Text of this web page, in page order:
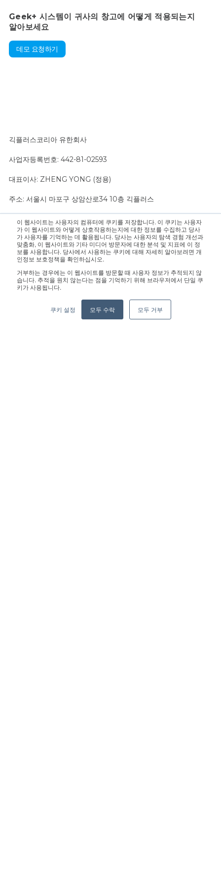
이 웹사이트는 사용자의 컴퓨터에 쿠키를 저장합니다. 이 쿠키는 사용자
가 이 웹사이트와 어떻게 상호작용하는지에 대한 정보를 수집하고 당사
가 사용자를 기억하는 데 활용됩니다. 당사는 사용자의 탐색 경험 개선과
맞춤화, 이 웹사이트와 기타 미디어 방문자에 대한 분석 및 지표에 이 정
보를 사용합니다. 당사에서 사용하는 쿠키에 대해 자세히 알아보려면 개
인정보 보호정책을 확인하십시오.
거부하는 경우에는 이 웹사이트를 방문할 때 사용자 정보가 추적되지 않
습니다. 추적을 원치 않는다는 점을 기억하기 위해 브라우저에서 단일 쿠
키가 사용됩니다.
쿠키 설정 모두 수락 모두 거부
Geek+ 시스템이 귀사의 창고에 어떻게 적용되는지
알아보세요
데모 요청하기
긱플러스코리아 유한회사
사업자등록번호: 442-81-02593
대표이사: ZHENG YONG (정용)
주소: 서울시 마포구 상암산로34 10층 긱플러스
문의 사항은 영업팀으로 연락 주십시오.:sales@geekplus.com. 홍
보 관련 문의는 홍보팀으로 연락 바랍니다.:pr@geekplus.com
Copyright © 2026 Geekplus Technology Co., Ltd. All rights
reserved.